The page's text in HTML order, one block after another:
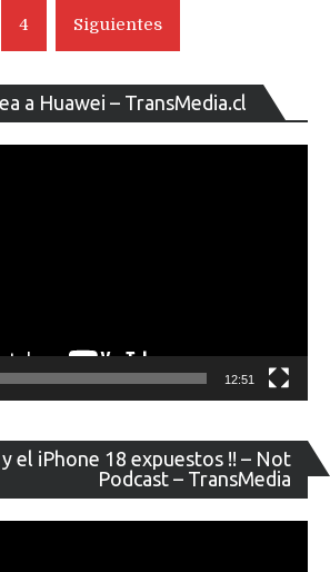
4 Siguientes
a Huawei – TransMedia.cl
de
12:51
el iPhone 18 expuestos !! – Not
Podcast – TransMedia
de